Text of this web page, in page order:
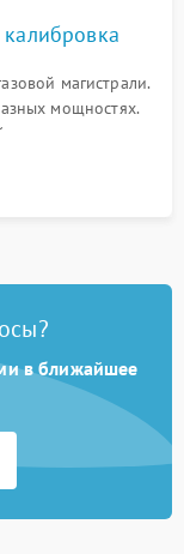
магистрали.
мощностях.
индикаторов
перегрева.
в ближайшее